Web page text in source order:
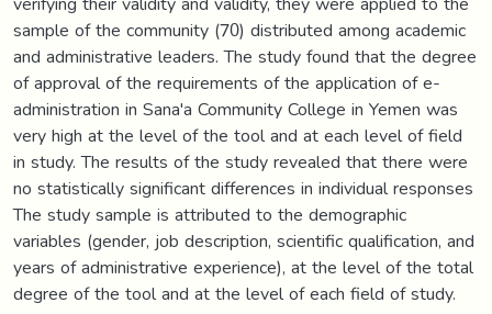
sample of the community (70) distributed among academic
and administrative leaders. The study found that the degree
of approval of the requirements of the application of e-
administration in Sana'a Community College in Yemen was
very high at the level of the tool and at each level of field
in study. The results of the study revealed that there were
no statistically significant differences in individual responses
The study sample is attributed to the demographic
variables (gender, job description, scientific qualification, and
years of administrative experience), at the level of the total
degree of the tool and at the level of each field of study.